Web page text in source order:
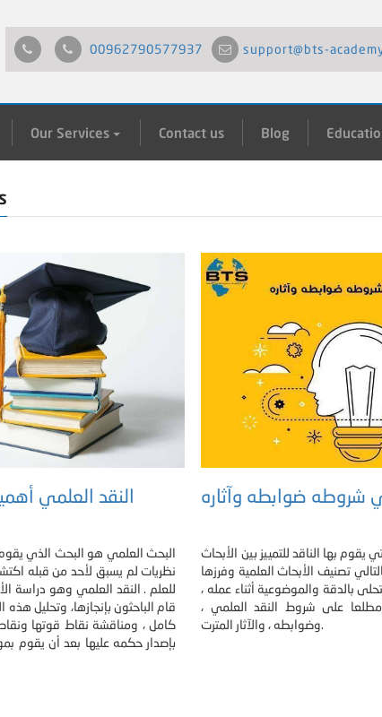
00962790577937 support@bts-
Our Services Contact us Blog
شروطه ضوابطه وآثاره
يقوم بها الناقد للتمييز بين الأبحاث
تصنيف الأبحاث العلمية وفرزها
بالدقة والموضوعية أثناء عمله ،
على شروط النقد العلمي ،
وضوابطه ، والآثار المترت.
النقد العلمي
البحث العلمي هو البحث الذي
نظريات لم يسبق لأحد من قبله
للعلم . النقد العلمي وهو دراسة
قام الباحثون بإنجازها، وتحليل
كامل ، ومناقشة نقاط قوتها
بإصدار حكمه عليها بعد أن يقوم